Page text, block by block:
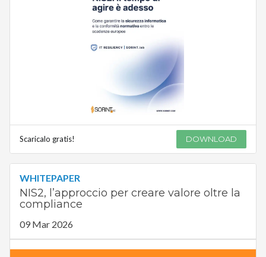
Scaricalo gratis! DOWNLOAD
WHITEPAPER
NIS2, l’approccio per creare valore oltre la
compliance
09 Mar 2026